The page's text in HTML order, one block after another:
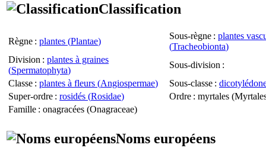
Classification
Règne : plantes (Plantae)
Sous-règne : plantes
(Tracheobionta)
Division : plantes à graines
(Spermatophyta)
Sous-division :
Classe : plantes à fleurs (Angiospermae) Sous-classe :
Super-ordre : rosidés (Rosidae) Ordre : myrtales (
Famille : onagracées (Onagraceae)
Noms européens